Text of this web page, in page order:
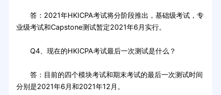
答：2021年HKICPA考试将分阶段推出，基础级考试，专
业级考试和Capstone测试暂定2021年6月实行。
Q4、现在的HKICPA考试最后一次测试是什么？
答：目前的四个模块考试和期末考试的最后一次测试时间
分别是2021年6月和2021年12月。